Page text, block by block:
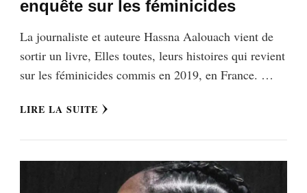
enquête sur les féminicides
La journaliste et auteure Hassna Aalouach vient de
sortir un livre, Elles toutes, leurs histoires qui revient
sur les féminicides commis en 2019, en France. …
LIRE LA SUITE